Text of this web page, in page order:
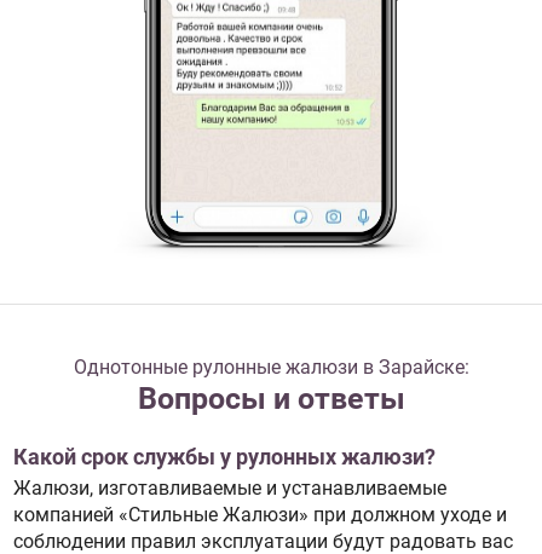
Однотонные рулонные жалюзи в Зарайске:
Вопросы и ответы
Какой срок службы у рулонных жалюзи?
Жалюзи, изготавливаемые и устанавливаемые
компанией «Стильные Жалюзи» при должном уходе и
соблюдении правил эксплуатации будут радовать вас